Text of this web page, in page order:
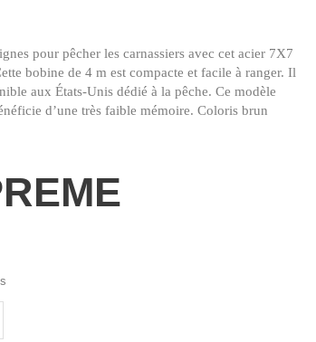
pour pêcher les carnassiers avec cet acier 7X7
bobine de 4 m est compacte et facile à ranger. Il
aux États-Unis dédié à la pêche. Ce modèle
d’une très faible mémoire. Coloris brun